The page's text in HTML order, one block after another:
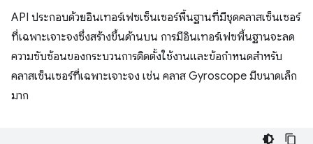
API ประกอบด้วยอินเทอร์เฟซเซ็นเซอร์พื้นฐานที่มีชุดคลาสเซ็นเซอร์
ที่เฉพาะเจาะจงซึ่งสร้างขึ้นด้านบน การมีอินเทอร์เฟซพื้นฐานจะลด
ความซับซ้อนของกระบวนการติดตั้งใช้งานและข้อกําหนดสำหรับ
คลาสเซ็นเซอร์ที่เฉพาะเจาะจง เช่น คลาส Gyroscope มีขนาดเล็ก
มาก